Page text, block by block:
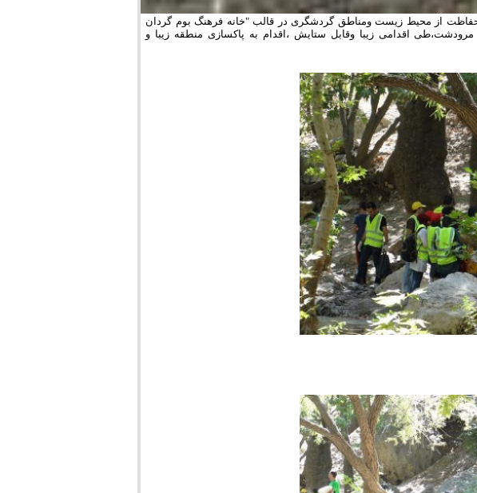
حفاظت از محیط زیست ومناطق گردشگری در قالب "خانه فرهنگ بوم گردان
اقدامی زیبا وقابل ستایش ،اقدام به پاکسازی منطقه زیبا و